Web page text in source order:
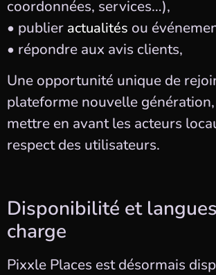
coordonnées, services…),
• publier actualités ou
• répondre aux avis clients,
Une opportunité unique de
plateforme nouvelle
mettre en avant les acteurs
respect des utilisateurs.
Disponibilité et
charge
Pixxle Places est désormais